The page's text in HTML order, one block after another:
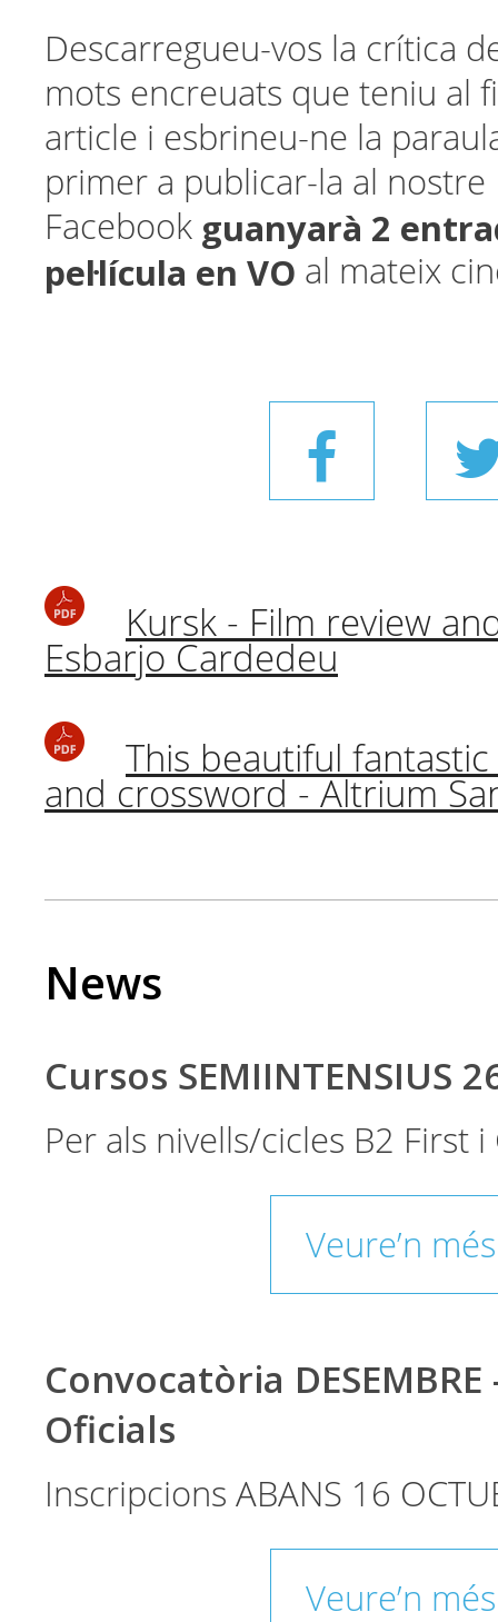
Descarregueu-vos la crítica
mots encreuats que teniu al
article i esbrineu-ne la
primer a publicar-la al nostre
Facebook guanyarà 2
pel·lícula en VO al mateix
Kursk - Film review
Esbarjo Cardedeu
This beautiful
and crossword - Altrium
News
Cursos SEMIINTENSIUS
Per als nivells/cicles B2 First
Veure’n més
Convocatòria
Oficials
Inscripcions ABANS 16
Veure’n més